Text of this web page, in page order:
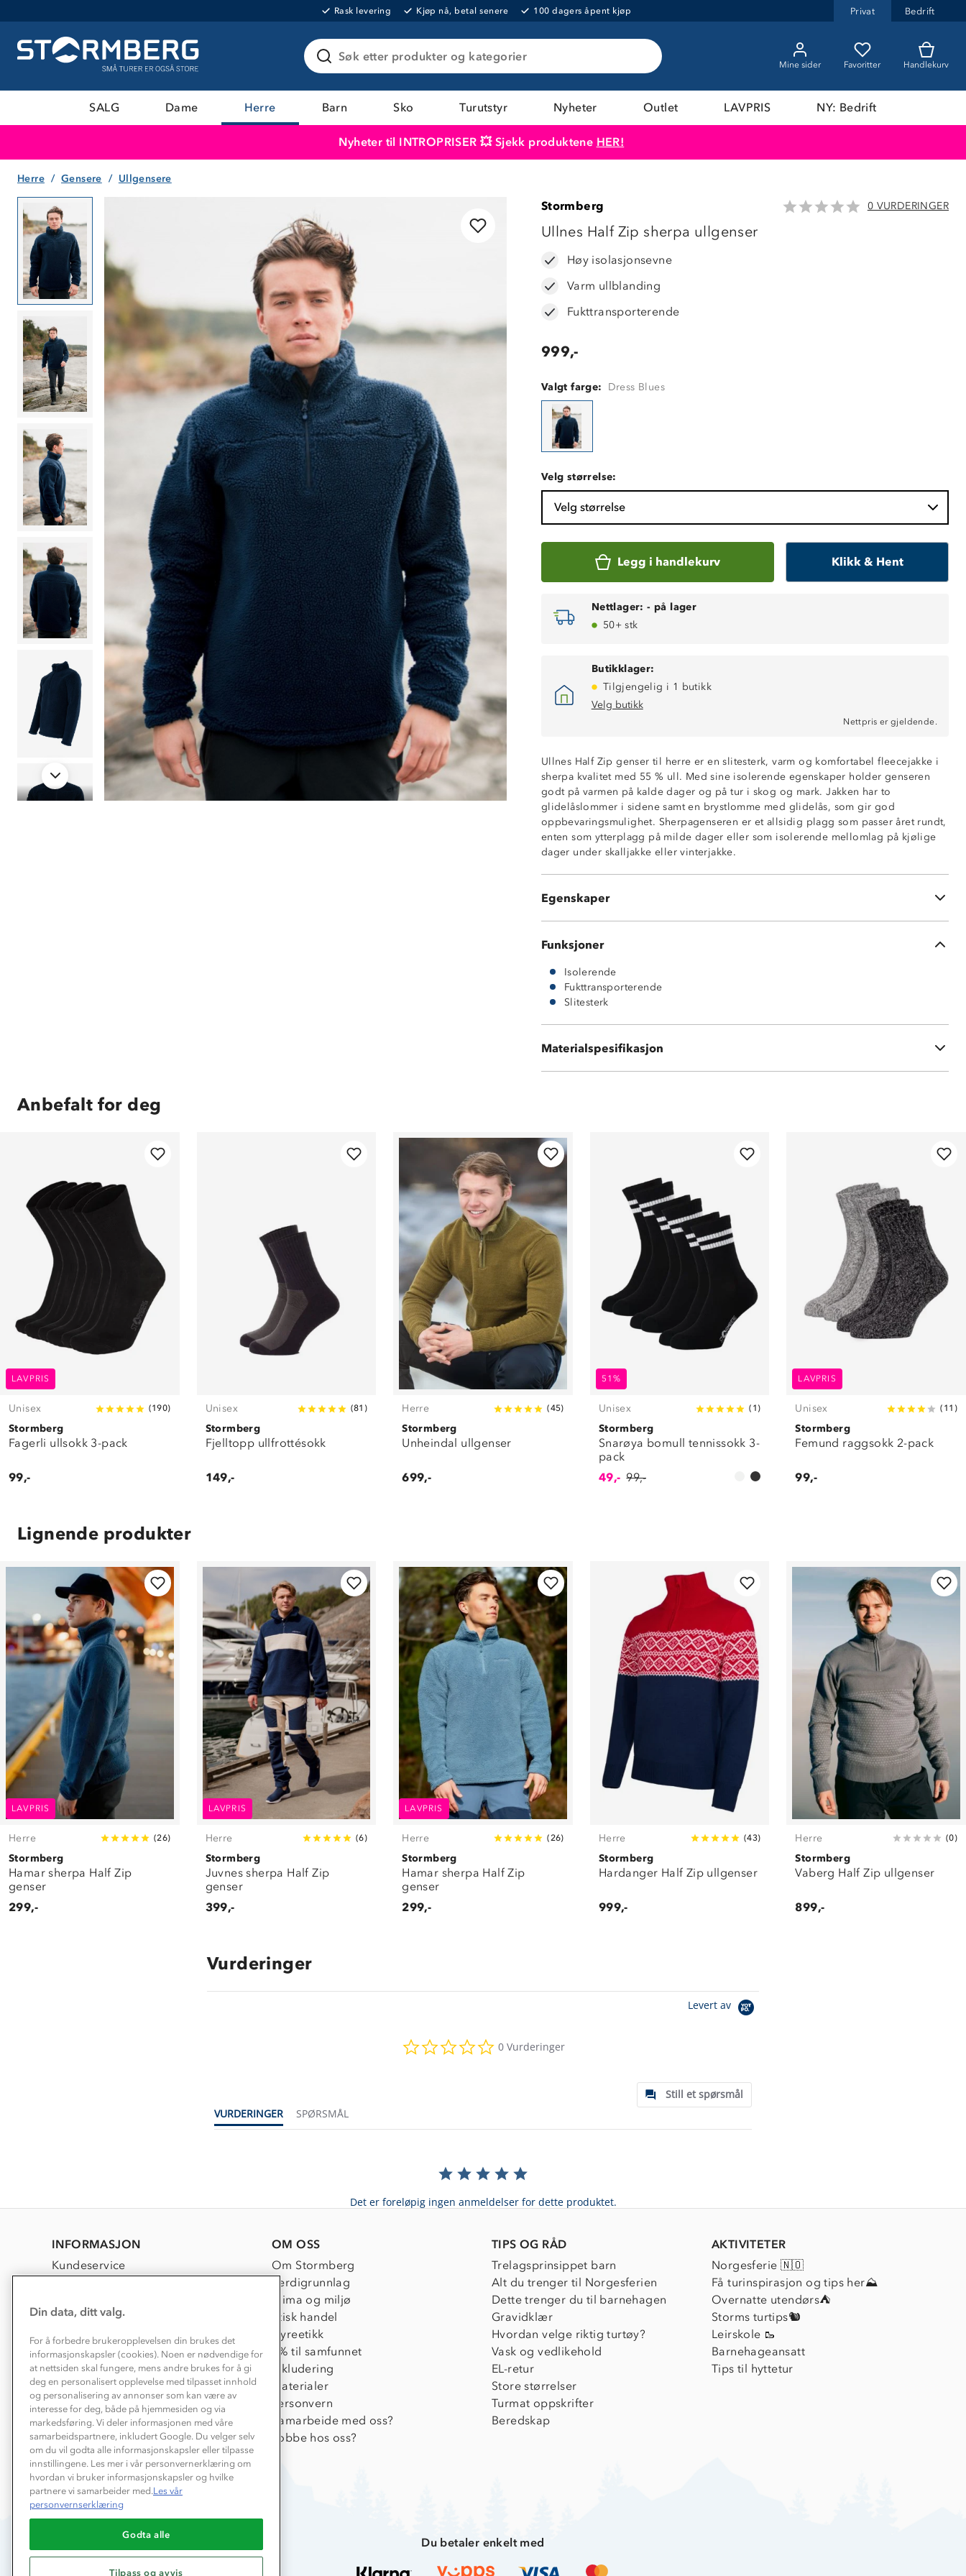
Rask levering Kjøp nå, betal senere 100 dagers åpent kjøp Privat Bedrift
Søk etter produkter og kategorier
Mine sider Favoritter Handlekurv
SALG Dame Herre Barn Sko Turutstyr Nyheter Outlet LAVPRIS NY: Bedrift
Nyheter til INTROPRISER 💥 Sjekk produktene HER!
Herre Gensere Ullgensere
Stormberg 0 VURDERINGER
Ullnes Half Zip sherpa ullgenser
Høy isolasjonsevne
Varm ullblanding
Fukttransporterende
999,-
Valgt farge: Dress Blues
Velg størrelse:
Velg størrelse
Legg i handlekurv Klikk & Hent
Nettlager: - på lager
50+ stk
Butikklager:
Tilgjengelig i 1 butikk
Velg butikk
Nettpris er gjeldende.
Ullnes Half Zip genser til herre er en slitesterk, varm og komfortabel fleecejakke i
sherpa kvalitet med 55 % ull. Med sine isolerende egenskaper holder genseren
godt på varmen på kalde dager og på tur i skog og mark. Jakken har to
glidelåslommer i sidene samt en brystlomme med glidelås, som gir god
oppbevaringsmulighet. Sherpagenseren er et allsidig plagg som passer året rundt,
enten som ytterplagg på milde dager eller som isolerende mellomlag på kjølige
dager under skalljakke eller vinterjakke.
Egenskaper
Høy isolasjonsevne
Varm ullblanding
Fukttransporterende
Slitesterk
Stormklaff bak glidelås
Funksjoner
Isolerende
Fukttransporterende
Slitesterk
Materialspesifikasjon
20 % polyester
Anbefalt for deg
LAVPRIS
Unisex (190)
Stormberg
Fagerli ullsokk 3-pack
99,-
Unisex (81 )
Stormberg
Fjelltopp ullfrottésokk
149,-
Herre (45)
Stormberg
Unheindal ullgenser
699,-
51%
Unisex ( 1 )
Stormberg
Snarøya bomull tennissokk 3-
pack
49,- 99,-
LAVPRIS
Unisex ( 11 )
Stormberg
Femund raggsokk 2-pack
99,-
Lignende produkter
LAVPRIS
Herre (26)
Stormberg
Hamar sherpa Half Zip
genser
299,-
LAVPRIS
Herre (6)
Stormberg
Juvnes sherpa Half Zip
genser
399,-
LAVPRIS
Herre ( 26)
Stormberg
Hamar sherpa Half Zip
genser
299,-
Herre (43)
Stormberg
Hardanger Half Zip ullgenser
999,-
Herre (0)
Stormberg
Vaberg Half Zip ullgenser
899,-
Vurderinger
Levert av
star
0 Vurderinger
Still et spørsmål
VURDERINGER
SPØRSMÅL
Det er foreløpig ingen anmeldelser for dette produktet.
INFORMASJON
Kundeservice
Kundeklubb
Våre butikker
Bedrift, barnehage og SFO
Presse
OM OSS
Om Stormberg
Verdigrunnlag
Klima og miljø
Etisk handel
Dyreetikk
1% til samfunnet
Inkludering
Materialer
Personvern
Samarbeide med oss?
Jobbe hos oss?
TIPS OG RÅD
Trelagsprinsippet barn
Alt du trenger til Norgesferien
Dette trenger du til barnehagen
Gravidklær
Hvordan velge riktig turtøy?
Vask og vedlikehold
EL-retur
Store størrelser
Turmat oppskrifter
Beredskap
AKTIVITETER
Norgesferie 🇳🇴
Få turinspirasjon og tips her⛰
Overnatte utendørs⛺
Storms turtips🐿️
Leirskole 🥾
Barnehageansatt
Tips til hyttetur
Du betaler enkelt med
Din data, ditt valg.
For å forbedre brukeropplevelsen din brukes det
informasjonskapsler (cookies). Noen er nødvendige for
at nettsiden skal fungere, mens andre brukes for å gi
deg en personalisert opplevelse med tilpasset innhold
og personalisering av annonser som kan være av
interesse for deg, både på hjemmesiden og via
markedsføring. Vi deler informasjonen med våre
samarbeidspartnere, inkludert Google. Du velger selv
om du vil godta alle informasjonskapsler eller tilpasse
innstillingene. Les mer i vår personvernerklæring om
hvordan vi bruker informasjonskapsler og hvilke
partnere vi samarbeider med.Les vår
personvernserklæring
Godta alle
Tilpass og avvis